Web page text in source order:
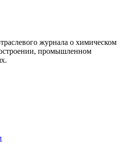
журнала о химическом
промышленном